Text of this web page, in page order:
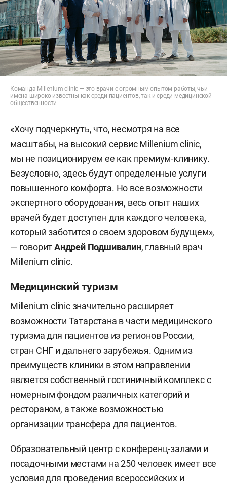
Команда Millenium clinic — это врачи с огромным опытом работы, чьи
имена широко известны как среди пациентов, так и среди медицинской
общественности
«Хочу подчеркнуть, что, несмотря на все
масштабы, на высокий сервис Millenium clinic,
мы не позиционируем ее как премиум-клинику.
Безусловно, здесь будут определенные услуги
повышенного комфорта. Но все возможности
экспертного оборудования, весь опыт наших
врачей будет доступен для каждого человека,
который заботится о своем здоровом будущем»,
— говоритАндрей Подшивалин, главный врач
Millenium clinic.
Медицинский туризм
Millenium clinic значительно расширяет
возможности Татарстана в части медицинского
туризма для пациентов из регионов России,
стран СНГ и дальнего зарубежья. Одним из
преимуществ клиники в этом направлении
является собственный гостиничный комплекс с
номерным фондом различных категорий и
рестораном, а также возможностью
организации трансфера для пациентов.
Образовательный центр с конференц-залами и
посадочными местами на 250 человек имеет все
условия для проведения всероссийских и